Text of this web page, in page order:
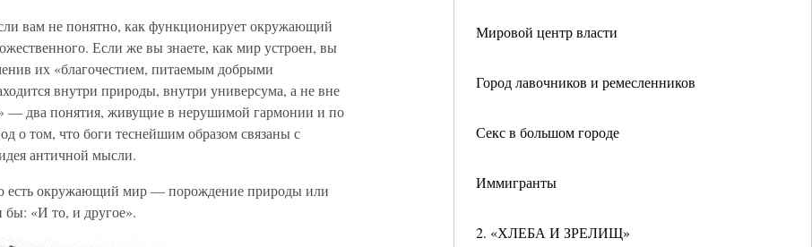
Мировой центр власти
Город лавочников и ремесленников
Секс в большом городе
Иммигранты
2. «ХЛЕБА И ЗРЕЛИЩ»
вам не понятно, как функционирует окружающий
Если же вы знаете, как мир устроен, вы
их «благочестием, питаемым добрыми
внутри природы, внутри универсума, а не вне
— два понятия, живущие в нерушимой гармонии и по
о том, что боги теснейшим образом связаны с
античной мысли.
есть окружающий мир — порождение природы или
«И то, и другое».